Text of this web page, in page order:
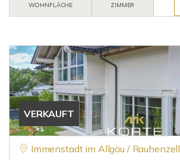
WOHNFLÄCHE
ZIMMER
VERKAUFT
Immenstadt im Allgäu / Rauhenzell